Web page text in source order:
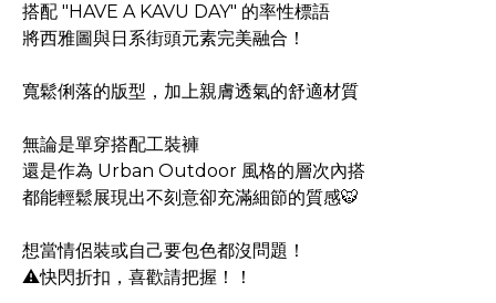
搭配 "HAVE A KAVU DAY" 的率性標語
將西雅圖與日系街頭元素完美融合！
寬鬆俐落的版型，加上親膚透氣的舒適材質
無論是單穿搭配工裝褲
還是作為 Urban Outdoor 風格的層次內搭
都能輕鬆展現出不刻意卻充滿細節的質感🐯
想當情侶裝或自己要包色都沒問題！
⚠️快閃折扣，喜歡請把握！！